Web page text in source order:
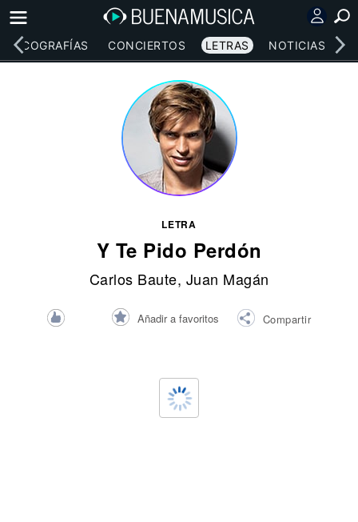
DISCOGRAFÍAS CONCIERTOS LETRAS NOTICIAS
LETRA
Y Te Pido Perdón
Carlos Baute, Juan Magán
Añadir a favoritos Compartir